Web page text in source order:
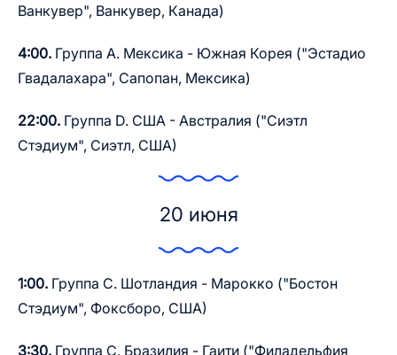
Ванкувер", Ванкувер, Канада)
4:00. Группа A. Мексика - Южная Корея ("Эстадио
Гвадалахара", Сапопан, Мексика)
22:00. Группа D. США - Австралия ("Сиэтл
Стэдиум", Сиэтл, США)
20 июня
1:00. Группа C. Шотландия - Марокко ("Бостон
Стэдиум", Фоксборо, США)
3:30. Группа C. Бразилия - Гаити ("Филадельфия